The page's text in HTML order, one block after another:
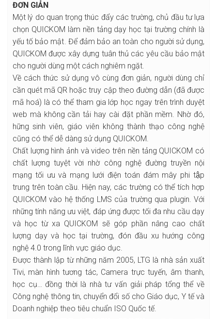
ĐƠN GIẢN
Một lý do quan trọng thúc đẩy các trường, chủ đầu tư lựa
chọn QUICKOM làm nền tảng dạy học tại trường chính là
yếu tố bảo mật. Để đảm bảo an toàn cho người sử dụng,
QUICKOM được xây dựng tuân thủ các yêu cầu bảo mật
cho người dùng một cách nghiêm ngặt.
Về cách thức sử dụng vô cùng đơn giản, người dùng chỉ
cần quét mã QR hoặc truy cập theo đường dẫn (đã được
mã hoá) là có thể tham gia lớp học ngay trên trình duyệt
web mà không cần tải hay cài đặt phần mềm. Nhờ đó,
hững sinh viên, giáo viên không thành thạo công nghệ
cũng có thể dễ dàng sử dụng QUICKOM.
Chất lượng hình ảnh và video trên nền tảng QUICKOM có
chất lượng tuyệt vời nhờ công nghệ đường truyền nội
mạng tối ưu và mạng lưới điện toán đám mây phi tập
trung trên toàn cầu. Hiện nay, các trường có thể tích hợp
QUICKOM vào hệ thống LMS của trường qua plugin. Với
những tính năng ưu việt, đáp ứng được tối đa nhu cầu dạy
và học từ xa QUICKOM sẽ góp phần nâng cao chất
lượng dạy và học tại trường, đón đầu xu hướng công
nghệ 4.0 trong lĩnh vực giáo dục.
Được thành lập từ những năm 2005, LTG là nhà sản xuất
Tivi, màn hình tương tác, Camera trực tuyến, âm thanh,
học cụ… đồng thời là nhà tư vấn giải pháp tổng thể về
Công nghệ thông tin, chuyển đổi số cho Giáo dục, Y tế và
Doanh nghiệp theo tiêu chuẩn ISO Quốc tế.